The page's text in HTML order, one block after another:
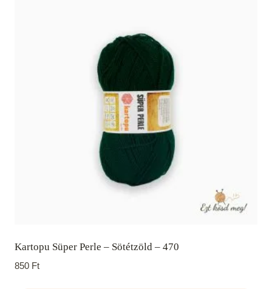
Kartopu Süper Perle – Sötétzöld – 470
850 Ft